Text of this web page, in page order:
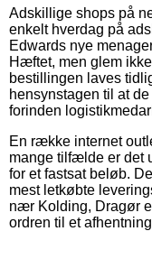
Adskillige shops på
enkelt hverdag på
Edwards nye
Hæftet, men glem
bestillingen laves
hensynstagen til at
forinden
En række internet
mange tilfælde er det
for et fastsat beløb.
mest letkøbte
nær Kolding, Dragør
ordren til et